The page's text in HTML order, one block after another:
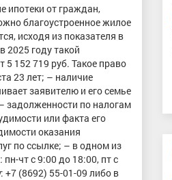
ипотеки от граждан,
благоустроенное жилое
исходя из показателя в
2025 году такой
5 152 719 руб. Такое право
23 лет; – наличие
заявителю и его семье
задолженности по налогам
или факта его
оказания
по ссылке; – в одном из
чт с 9:00 до 18:00, пт с
(8692) 55-01-09 либо в